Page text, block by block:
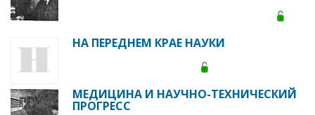
НА ПЕРЕДНЕМ КРАЕ НАУКИ
МЕДИЦИНА И НАУЧНО-ТЕХНИЧЕСКИЙ
ПРОГРЕСС